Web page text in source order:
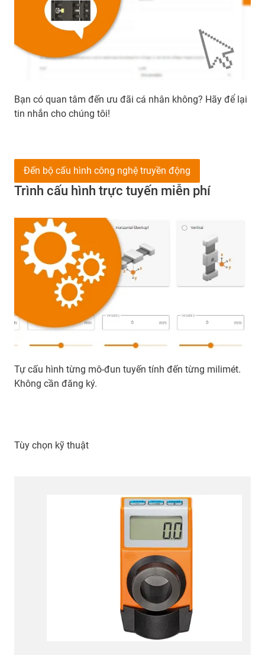
Bạn có quan tâm đến ưu đãi cá nhân không? Hãy để lại
tin nhắn cho chúng tôi!
Trình cấu hình trực tuyến miễn phí
Tự cấu hình từng mô-đun tuyến tính đến từng milimét.
Không cần đăng ký.
Đến bộ cấu hình công nghệ truyền động
Tùy chọn kỹ thuật